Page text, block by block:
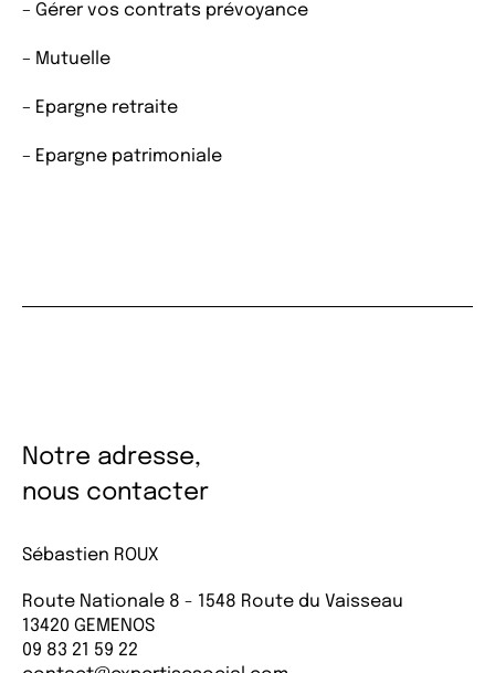
– Gérer vos contrats prévoyance
– Mutuelle
– Epargne retraite
– Epargne patrimoniale
Notre adresse,
nous contacter
Sébastien ROUX
Route Nationale 8 - 1548 Route du Vaisseau
13420 GEMENOS
09 83 21 59 22